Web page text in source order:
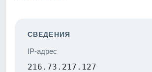
СВЕДЕНИЯ
IP-адрес
216.73.217.127